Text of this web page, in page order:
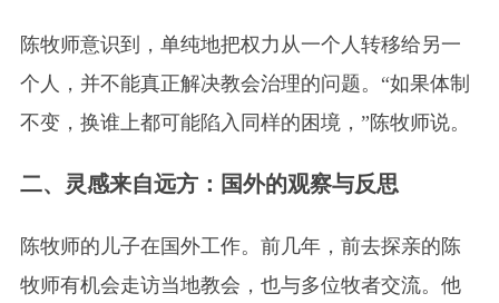
陈牧师意识到，单纯地把权力从一个人转移给另一
个人，并不能真正解决教会治理的问题。“如果体制
不变，换谁上都可能陷入同样的困境，”陈牧师说。
二、灵感来自远方：国外的观察与反思
陈牧师的儿子在国外工作。前几年，前去探亲的陈
牧师有机会走访当地教会，也与多位牧者交流。他